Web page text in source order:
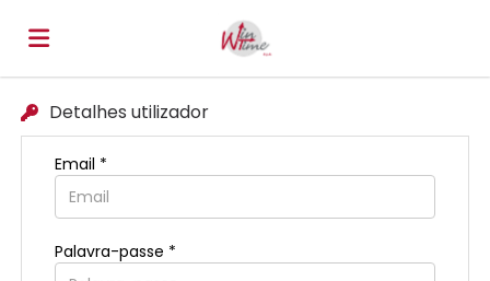
Página
inicial
Ofertas
de
Regista-
Detalhes utilizador
Email *
Palavra-passe *